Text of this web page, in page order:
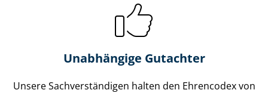
Unabhängige Gutachter
Unsere Sach­ver­stän­di­gen halten den Ehrencodex von